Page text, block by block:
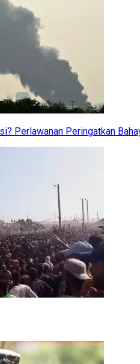
Perlawanan Peringatkan